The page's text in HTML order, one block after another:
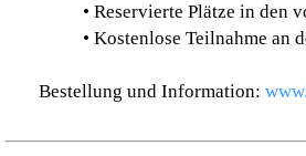
• Reservierte Plätze in den
• Kostenlose Teilnahme
Bestellung und Information: